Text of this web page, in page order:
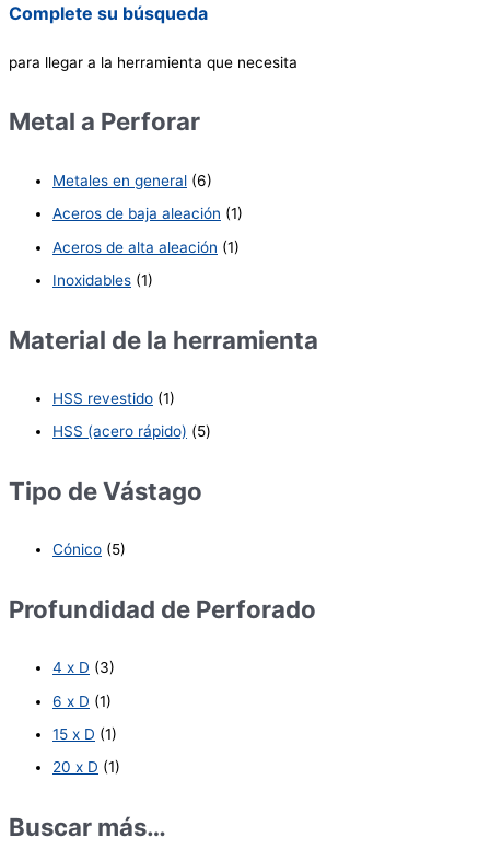
Complete su búsqueda
para llegar a la herramienta que necesita
Metal a Perforar
Metales en general (6)
Aceros de baja aleación (1)
Aceros de alta aleación (1)
Inoxidables (1)
Material de la herramienta
HSS revestido (1)
HSS (acero rápido) (5)
Tipo de Vástago
Cónico (5)
Profundidad de Perforado
4 x D (3)
6 x D (1)
15 x D (1)
20 x D (1)
Buscar más…